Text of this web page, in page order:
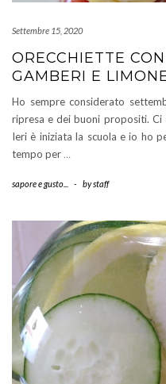
Settembre 15, 2020
ORECCHIETTE
GAMBERI E
Ho sempre considerato
ripresa e dei buoni propositi. Ci
Ieri è iniziata la scuola e io ho
tempo per …
sapore e gusto... - bystaff